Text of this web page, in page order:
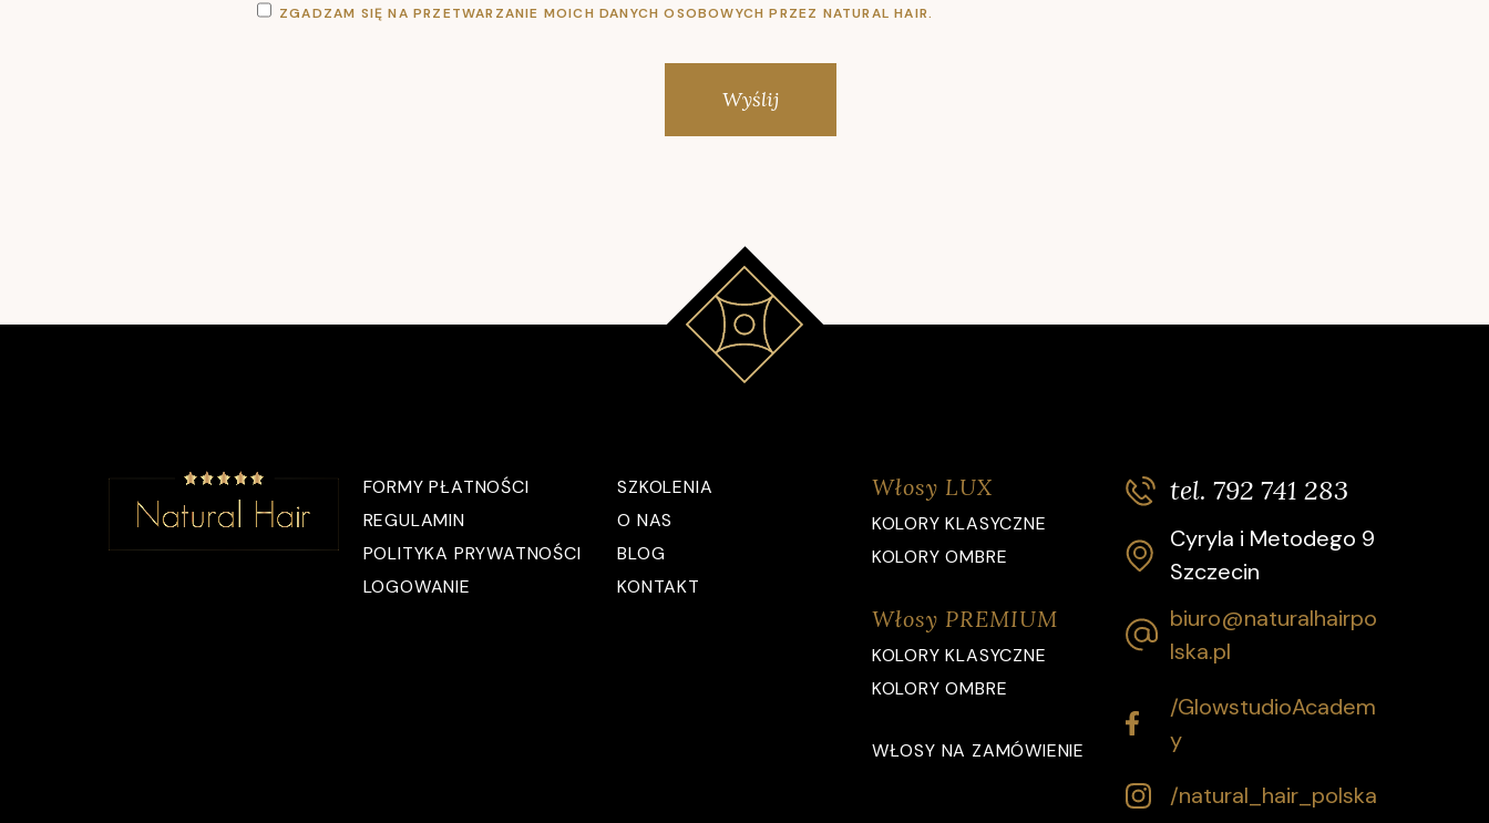
ZGADZAM SIĘ NA PRZETWARZANIE MOICH DANYCH OSOBOWYCH PRZEZ NATURAL HAIR.
Wyślij
FORMY PŁATNOŚCI
REGULAMIN
POLITYKA PRYWATNOŚCI
LOGOWANIE
SZKOLENIA
O NAS
BLOG
KONTAKT
Włosy LUX
KOLORY KLASYCZNE
KOLORY OMBRE
Włosy PREMIUM
KOLORY KLASYCZNE
KOLORY OMBRE
WŁOSY NA ZAMÓWIENIE
tel. 792 741 283
Cyryla i Metodego 9
Szczecin
biuro@naturalhairpo
lska.pl
/GlowstudioAcadem
y
/natural_hair_polska